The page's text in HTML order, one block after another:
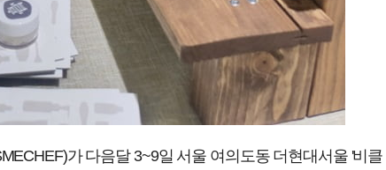
가 다음달 3~9일 서울 여의도동 더현대서울 '비클